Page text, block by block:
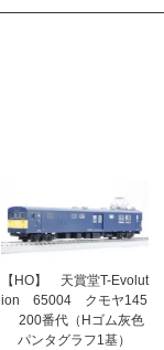
【HO】 天賞堂T-Evolut
ion 65004 クモヤ145
200番代（Hゴム灰色
パンタグラフ1基）